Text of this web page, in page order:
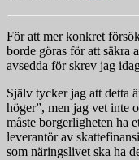
För att mer konkret
borde göras för att säkra
avsedda för skrev jag
Själv tycker jag att detta
höger”, men jag vet inte
måste borgerligheten ha
leverantör av
som näringslivet ska ha